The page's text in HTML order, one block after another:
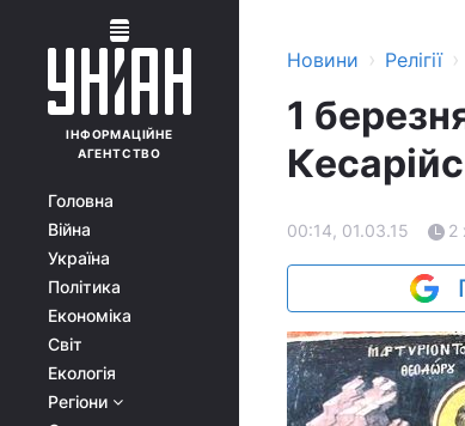
ІНФОРМАЦІЙНЕ
АГЕНТСТВО
Головна
Війна
Україна
Політика
Економіка
Світ
Екологія
Регіони
Новини › Релігії ›
1
00:14, 01.03.15 2